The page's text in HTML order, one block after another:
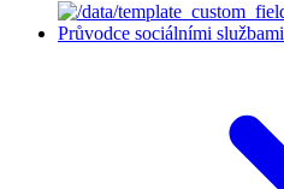
Průvodce sociálními službami